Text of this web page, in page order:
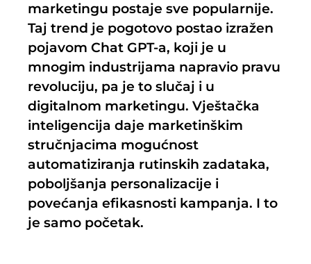
marketingu postaje sve popularnije.
Taj trend je pogotovo postao izražen
pojavom Chat GPT-a, koji je u
mnogim industrijama napravio pravu
revoluciju, pa je to slučaj i u
digitalnom marketingu. Vještačka
inteligencija daje marketinškim
stručnjacima mogućnost
automatiziranja rutinskih zadataka,
poboljšanja personalizacije i
povećanja efikasnosti kampanja. I to
je samo početak.